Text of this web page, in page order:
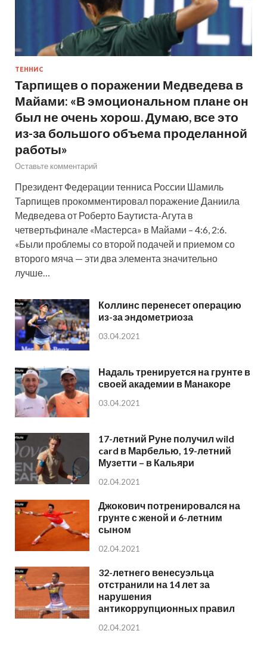
ТЕННИС
Тарпищев о поражении Медведева в
Майами: «В эмоциональном плане он
был не очень хорош. Думаю, все это
из-за большого объема проделанной
работы»
Оставьте комментарий
Президент Федерации тенниса России Шамиль
Тарпищев прокомментировал поражение Даниила
Медведева от Роберто Баутиста-Агута в
четвертьфинале «Мастерса» в Майами – 4:6, 2:6.
«Были проблемы со второй подачей и приемом со
второго мяча — эти два элемента значительно
лучше…
Коллинс перенесет операцию
из-за эндометриоза
03.04.2021
Надаль тренируется на грунте в
своей академии в Манакоре
03.04.2021
17-летний Руне получил wild
card в Марбелью, 19-летний
Музетти – в Кальяри
02.04.2021
Джокович потренировался на
грунте с женой и 6-летним
сыном
02.04.2021
32-летнего венесуэльца
отстранили на 14 лет за
нарушения
антикоррупционных правил
02.04.2021